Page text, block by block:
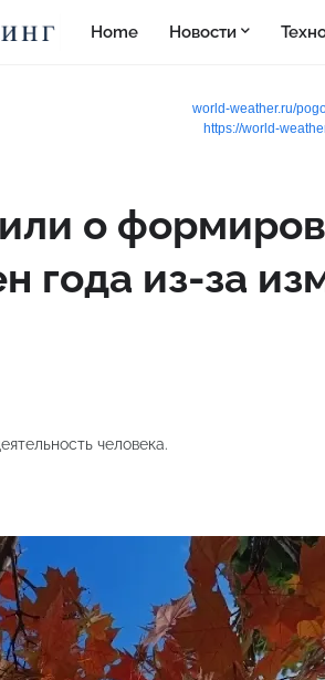
Home Новости
world-weather.ru/
https://world-
о
года из-за
человека.